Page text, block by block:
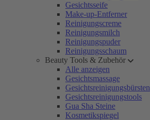
Gesichtsseife
Make-up-Entferner
Reinigungscreme
Reinigungsmilch
Reinigungspuder
Reinigungsschaum
Beauty Tools & Zubehör
Alle anzeigen
Gesichtsmassage
Gesichtsreinigungsbürsten
Gesichtsreinigungstools
Gua Sha Steine
Kosmetikspiegel